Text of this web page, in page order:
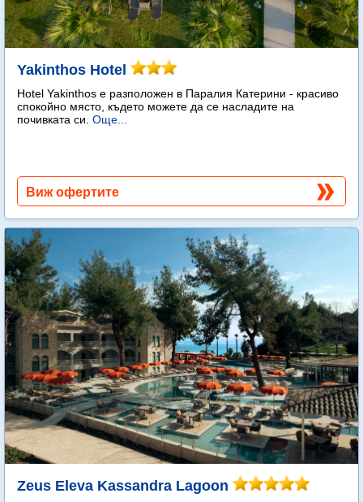
Yakinthos Hotel
Hotel Yakinthos e разположен в Паралия Катерини - красиво
спокойно място, където можете да се насладите на
почивката си. Още...
Виж офертите
Zeus Eleva Kassandra Lagoon